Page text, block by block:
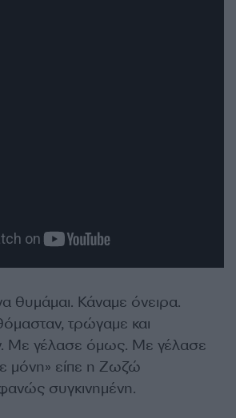
θυμάμαι. Κάναμε όνειρα.
τρώγαμε και
Με γέλασε όμως. Με γέλασε
μόνη» είπε η Ζωζώ
συγκινημένη.